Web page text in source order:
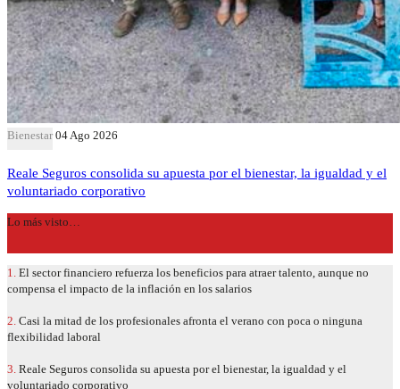
Bienestar 04 Ago 2026
Reale Seguros consolida su apuesta por el bienestar, la igualdad y el
voluntariado corporativo
Lo más visto…
1. El sector financiero refuerza los beneficios para atraer talento, aunque no
compensa el impacto de la inflación en los salarios
2. Casi la mitad de los profesionales afronta el verano con poca o ninguna
flexibilidad laboral
3. Reale Seguros consolida su apuesta por el bienestar, la igualdad y el
voluntariado corporativo